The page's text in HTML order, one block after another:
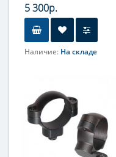
5 300р.
Наличие: На складе